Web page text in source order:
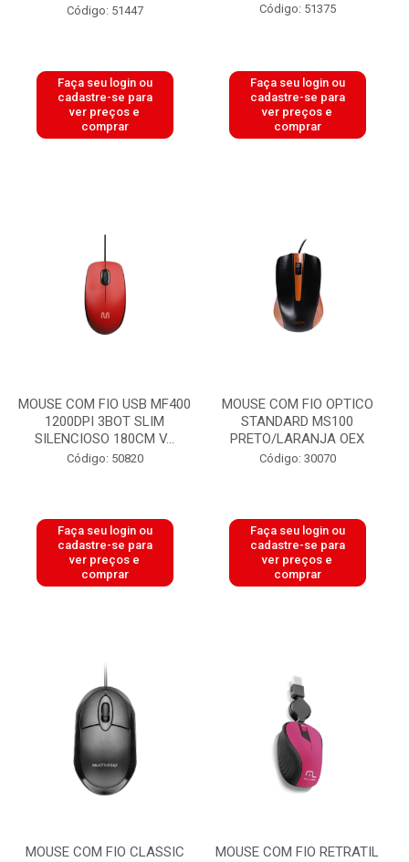
Código: 51447
Faça seu login ou
cadastre-se para
ver preços e
comprar
Código: 51375
Faça seu login ou
cadastre-se para
ver preços e
comprar
MOUSE COM FIO USB MF400
1200DPI 3BOT SLIM
SILENCIOSO 180CM V...
Código: 50820
Faça seu login ou
cadastre-se para
ver preços e
comprar
MOUSE COM FIO OPTICO
STANDARD MS100
PRETO/LARANJA OEX
Código: 30070
Faça seu login ou
cadastre-se para
ver preços e
comprar
MOUSE COM FIO CLASSIC
MOUSE COM FIO RETRATIL